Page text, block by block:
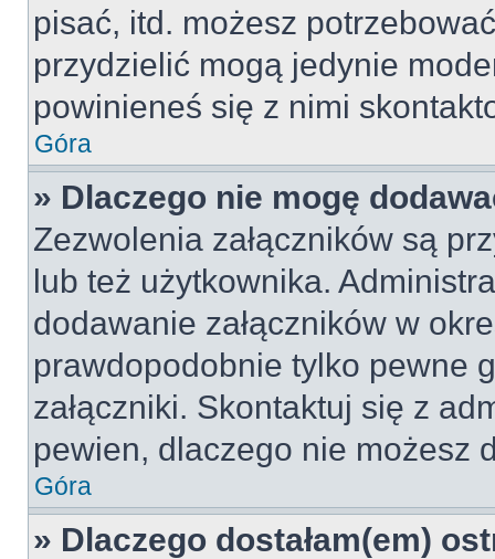
pisać, itd. możesz
przydzielić mogą jedynie
powinieneś się z nimi
Góra
» Dlaczego nie mogę
Zezwolenia załączników są
lub też użytkownika.
dodawanie załączników w
prawdopodobnie tylko pewne
załączniki. Skontaktuj się z
pewien, dlaczego nie możesz
Góra
» Dlaczego dostałam(em)